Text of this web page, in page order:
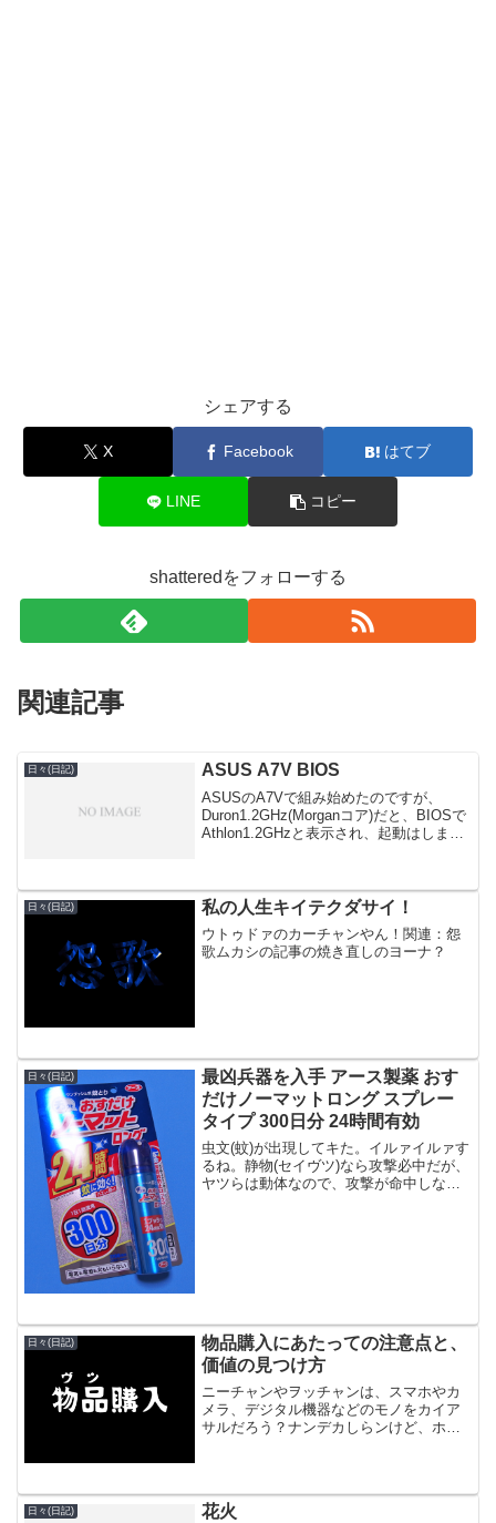
シェアする
X Facebook はてブ
LINE コピー
shatteredをフォローする
関連記事
日々(日記) ASUS A7V BIOS
ASUSのA7Vで組み始めたのですが、
Duron1.2GHz(Morganコア)だと、BIOSで
Athlon1.2GHzと表示され、起動はします
日々(日記) 私の人生キイテクダサイ！
ウトゥドァのカーチャンやん！関連：怨
歌ムカシの記事の焼き直しのヨーナ？
日々(日記)
最凶兵器を入手 アース製薬 おす
だけノーマットロング スプレー
タイプ 300日分 24時間有効
虫文(蚊)が出現してキた。イルァイルァす
るね。静物(セイヴツ)なら攻撃必中だが、
ヤツらは動体なので、攻撃が命中しない
日々(日記)
物品購入にあたっての注意点と、
価値の見つけ方
ニーチャンやヲッチャンは、スマホやカ
メラ、デジタル機器などのモノをカイア
サルだろう？ナンデカしらンけど、ホシ
人がクルマを買う。例：空...
日々(日記) 花火